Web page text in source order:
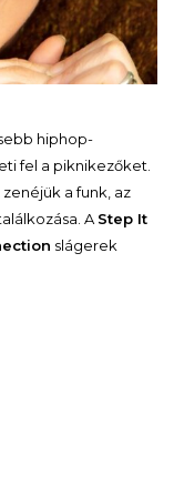
hiphop-
fel a piknikezőket.
a funk, az
A Step It
slágerek